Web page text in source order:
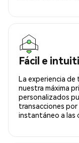
Fácil e
La experiencia de
nuestra máxima
personalizados
transacciones
instantáneo a las